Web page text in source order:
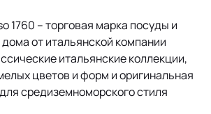
1760 – торговая марка посуды и
от итальянской компании
итальянские коллекции,
цветов и форм и оригинальная
средиземноморского стиля